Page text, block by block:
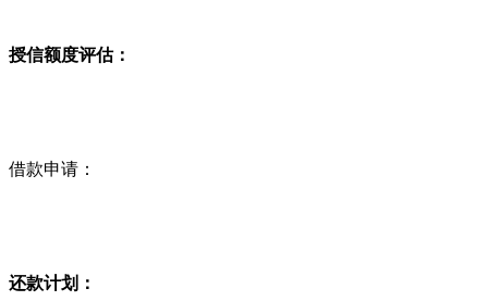
授信额度评估：
借款申请：
还款计划：